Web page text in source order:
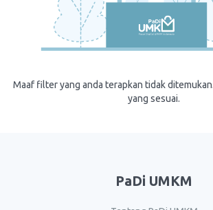
Maaf filter yang anda terapkan tidak
yang sesuai.
PaDi UMKM